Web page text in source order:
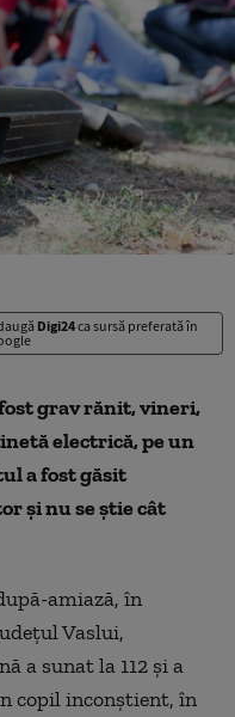
Digi24ca sursă preferată în
grav rănit, vineri,
electrică, pe un
a fost găsit
şi nu se ştie cât
amiază, în
Vaslui,
a sunat la 112 şi a
copil inconştient, în